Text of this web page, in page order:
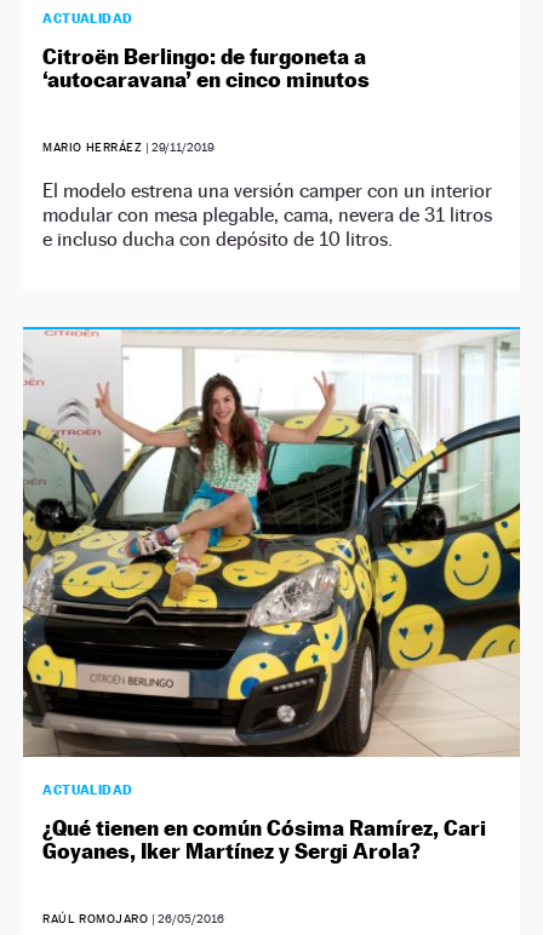
ACTUALIDAD
Citroën Berlingo: de furgoneta a
‘autocaravana’ en cinco minutos
MARIO HERRÁEZ | 29/11/2019
El modelo estrena una versión camper con un interior
modular con mesa plegable, cama, nevera de 31 litros
e incluso ducha con depósito de 10 litros.
ACTUALIDAD
¿Qué tienen en común Cósima Ramírez, Cari
Goyanes, Iker Martínez y Sergi Arola?
RAÚL ROMOJARO | 26/05/2016